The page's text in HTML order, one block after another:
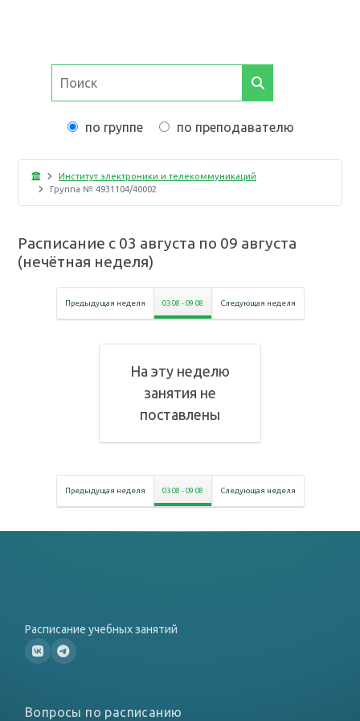
по группе по преподавателю
Институт электроники и телекоммуникаций
Группа № 4931104/40002
Расписание с 03 августа по 09 августа
(нечётная неделя)
Предыдущая неделя 03 08 -09 08 Следующая неделя
На эту неделю
занятия не
поставлены
Предыдущая неделя 03 08 -09 08 Следующая неделя
Расписание учебных занятий
Вопросы по расписанию